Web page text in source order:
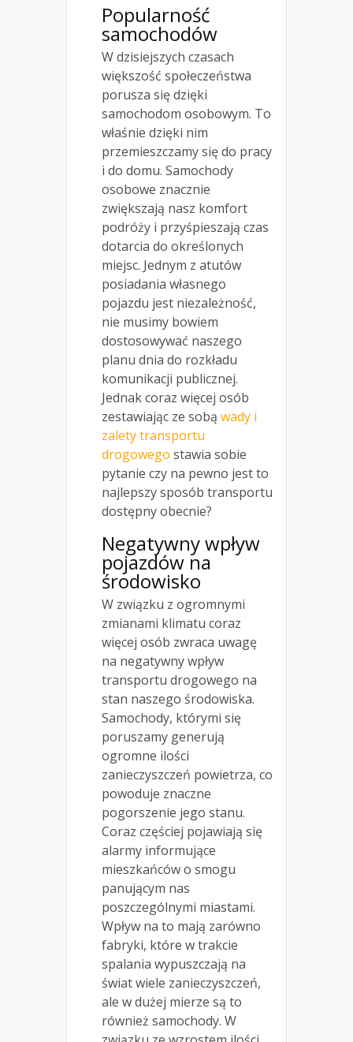
Popularność
samochodów
W dzisiejszych czasach
większość społeczeństwa
porusza się dzięki
samochodom osobowym. To
właśnie dzięki nim
przemieszczamy się do pracy
i do domu. Samochody
osobowe znacznie
zwiększają nasz komfort
podróży i przyśpieszają czas
dotarcia do określonych
miejsc. Jednym z atutów
posiadania własnego
pojazdu jest niezależność,
nie musimy bowiem
dostosowywać naszego
planu dnia do rozkładu
komunikacji publicznej.
Jednak coraz więcej osób
zestawiając ze sobą wady i
zalety transportu
drogowego stawia sobie
pytanie czy na pewno jest to
najlepszy sposób transportu
dostępny obecnie?
Negatywny wpływ
pojazdów na
środowisko
W związku z ogromnymi
zmianami klimatu coraz
więcej osób zwraca uwagę
na negatywny wpływ
transportu drogowego na
stan naszego środowiska.
Samochody, którymi się
poruszamy generują
ogromne ilości
zanieczyszczeń powietrza, co
powoduje znaczne
pogorszenie jego stanu.
Coraz częściej pojawiają się
alarmy informujące
mieszkańców o smogu
panującym nas
poszczególnymi miastami.
Wpływ na to mają zarówno
fabryki, które w trakcie
spalania wypuszczają na
świat wiele zanieczyszczeń,
ale w dużej mierze są to
również samochody. W